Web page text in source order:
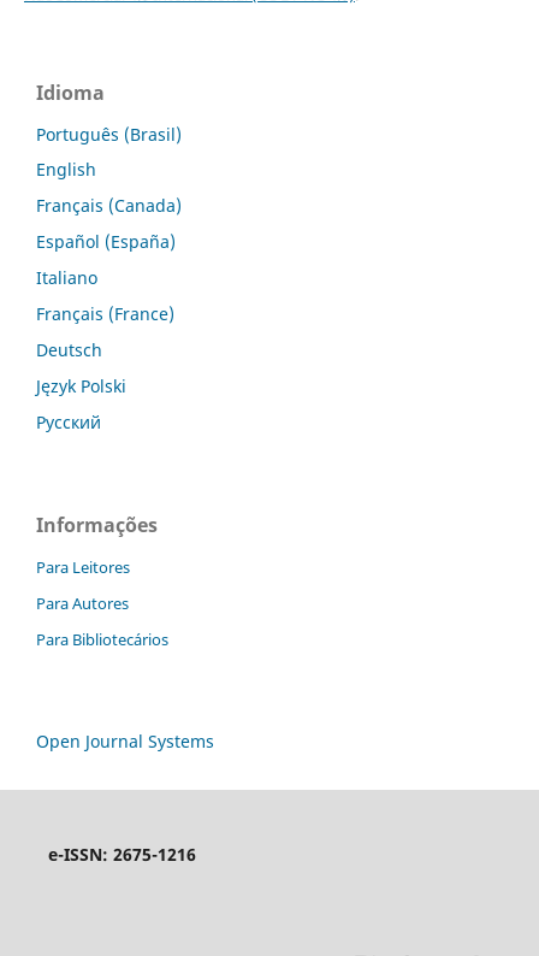
Idioma
Português (Brasil)
English
Français (Canada)
Español (España)
Italiano
Français (France)
Deutsch
Język Polski
Русский
Informações
Para Leitores
Para Autores
Para Bibliotecários
Open Journal Systems
e-ISSN: 2675-1216